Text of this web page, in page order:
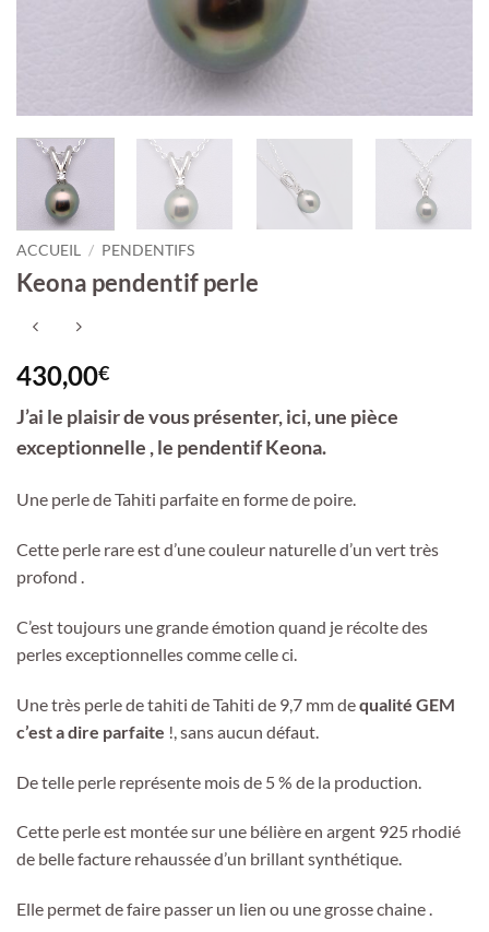
ACCUEIL / PENDENTIFS
Keona pendentif perle
430,00€
J’ai le plaisir de vous présenter, ici, une pièce
exceptionnelle , le pendentif Keona.
Une perle de Tahiti parfaite en forme de poire.
Cette perle rare est d’une couleur naturelle d’un vert très
profond .
C’est toujours une grande émotion quand je récolte des
perles exceptionnelles comme celle ci.
Une très perle de tahiti de Tahiti de 9,7 mm dequalité GEM
c’est a dire parfaite !, sans aucun défaut.
De telle perle représente mois de 5 % de la production.
Cette perle est montée sur une bélière en argent 925 rhodié
de belle facture rehaussée d’un brillant synthétique.
Elle permet de faire passer un lien ou une grosse chaine .